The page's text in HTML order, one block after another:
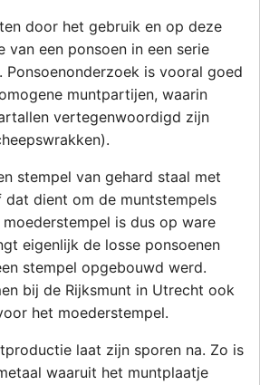
door het gebruik en op deze
van een ponsoen in een serie
Ponsoenonderzoek is vooral goed
muntpartijen, waarin
vertegenwoordigd zijn
stempel van gehard staal met
dient om de muntstempels
is dus op ware
eigenlijk de losse ponsoenen
stempel opgebouwd werd.
bij de Rijksmunt in Utrecht ook
het moederstempel.
laat zijn sporen na. Zo is
waaruit het muntplaatje